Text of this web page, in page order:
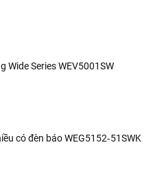
Wide Series WEV5001SW
có đèn báo WEG5152‑51SWK